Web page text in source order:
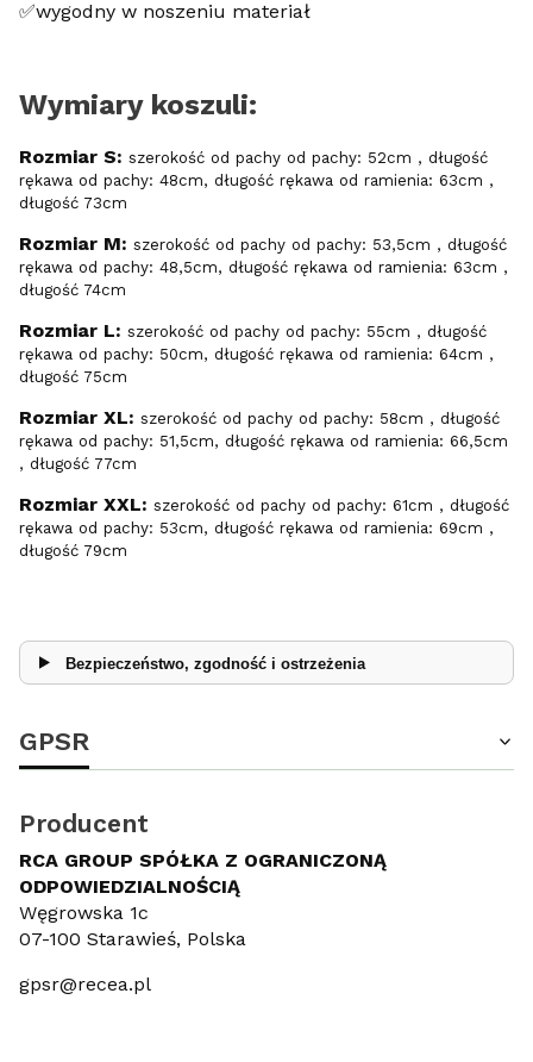
✅wygodny w noszeniu materiał
Wymiary koszuli:
Rozmiar S: szerokość od pachy od pachy: 52cm , długość
rękawa od pachy: 48cm, długość rękawa od ramienia: 63cm ,
długość 73cm
Rozmiar M: szerokość od pachy od pachy: 53,5cm , długość
rękawa od pachy: 48,5cm, długość rękawa od ramienia: 63cm ,
długość 74cm
Rozmiar L: szerokość od pachy od pachy: 55cm , długość
rękawa od pachy: 50cm, długość rękawa od ramienia: 64cm ,
długość 75cm
Rozmiar XL: szerokość od pachy od pachy: 58cm , długość
rękawa od pachy: 51,5cm, długość rękawa od ramienia: 66,5cm
, długość 77cm
Rozmiar XXL: szerokość od pachy od pachy: 61cm , długość
rękawa od pachy: 53cm, długość rękawa od ramienia: 69cm ,
długość 79cm
Bezpieczeństwo, zgodność i ostrzeżenia
GPSR
Producent
RCA GROUP SPÓŁKA Z OGRANICZONĄ
ODPOWIEDZIALNOŚCIĄ
Węgrowska 1c
07-100 Starawieś, Polska
gpsr@recea.pl